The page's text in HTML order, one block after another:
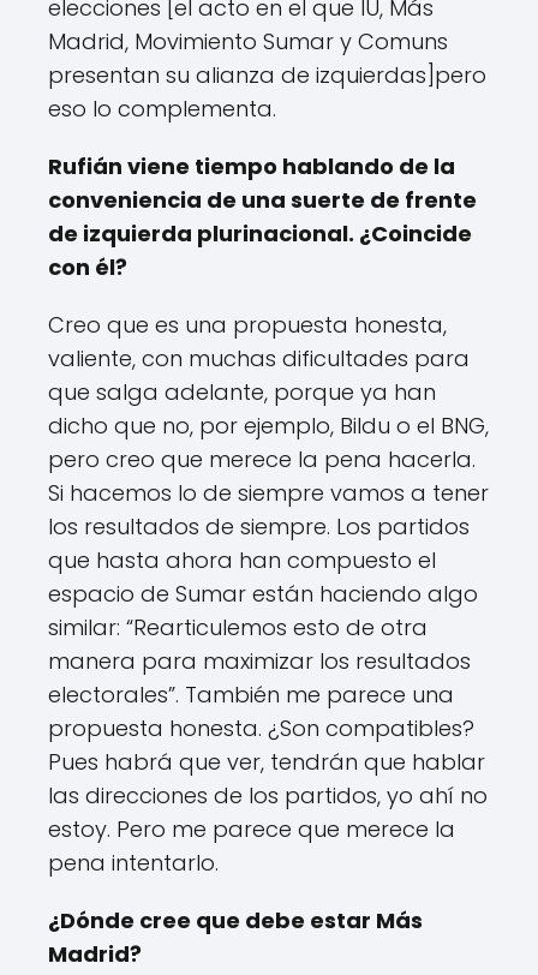
elecciones [el acto en el que IU, Más
Madrid, Movimiento Sumar y Comuns
presentan su alianza de izquierdas]pero
eso lo complementa.
Rufián viene tiempo hablando de la
conveniencia de una suerte de frente
de izquierda plurinacional. ¿Coincide
con él?
Creo que es una propuesta honesta,
valiente, con muchas dificultades para
que salga adelante, porque ya han
dicho que no, por ejemplo, Bildu o el BNG,
pero creo que merece la pena hacerla.
Si hacemos lo de siempre vamos a tener
los resultados de siempre. Los partidos
que hasta ahora han compuesto el
espacio de Sumar están haciendo algo
similar: “Rearticulemos esto de otra
manera para maximizar los resultados
electorales”. También me parece una
propuesta honesta. ¿Son compatibles?
Pues habrá que ver, tendrán que hablar
las direcciones de los partidos, yo ahí no
estoy. Pero me parece que merece la
pena intentarlo.
¿Dónde cree que debe estar Más
Madrid?